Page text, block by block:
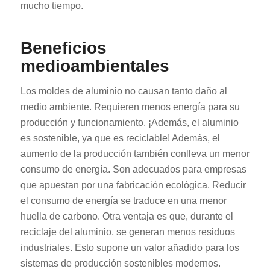
mucho tiempo.
Beneficios
medioambientales
Los moldes de aluminio no causan tanto daño al
medio ambiente. Requieren menos energía para su
producción y funcionamiento. ¡Además, el aluminio
es sostenible, ya que es reciclable! Además, el
aumento de la producción también conlleva un menor
consumo de energía. Son adecuados para empresas
que apuestan por una fabricación ecológica. Reducir
el consumo de energía se traduce en una menor
huella de carbono. Otra ventaja es que, durante el
reciclaje del aluminio, se generan menos residuos
industriales. Esto supone un valor añadido para los
sistemas de producción sostenibles modernos.
PT
CS
DA
FI
EL
SV
HU